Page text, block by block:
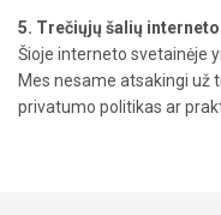
5. Trečiųjų šalių
Šioje interneto svetainėje
Mes nesame atsakingi už
privatumo politikas ar